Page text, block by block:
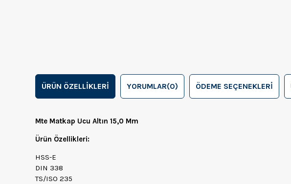
ÜRÜN ÖZELLIKLERI YORUMLAR(0) ÖDEME SEÇENEKLERI
Mte Matkap Ucu Altın 15,0 Mm
Ürün Özellikleri:
HSS-E
DIN 338
TS/ISO 235